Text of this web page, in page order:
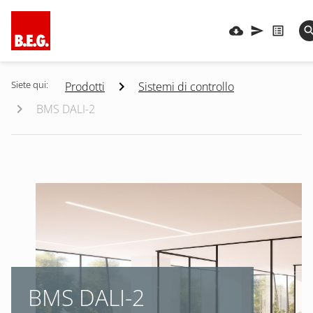
Siete qui: Prodotti
Sistemi di controllo
BMS DALI-2
BMS DALI-2